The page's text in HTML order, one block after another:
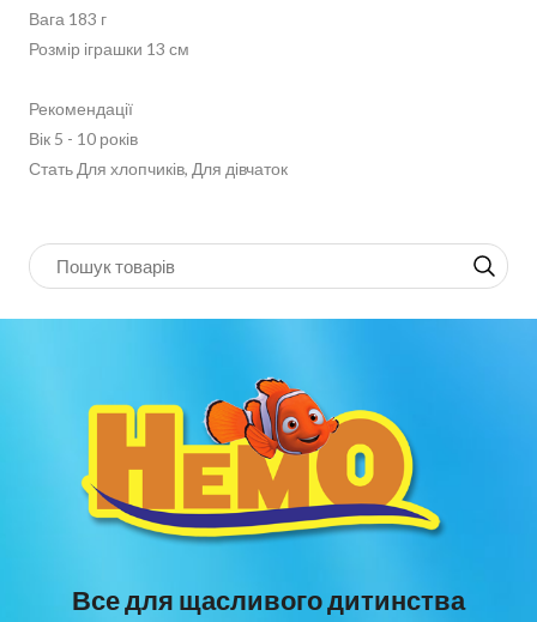
Вага 183 г
Розмір іграшки 13 см
Рекомендації
Вік 5 - 10 років
Стать Для хлопчиків, Для дівчаток
Все для щасливого дитинства